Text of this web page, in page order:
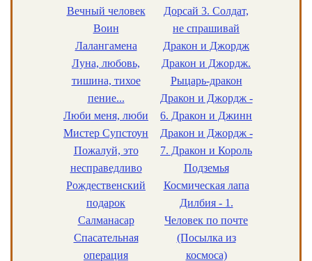
Вечный человек
Воин
Лалангамена
Луна, любовь,
тишина, тихое
пение...
Люби меня, люби
Мистер Супстоун
Пожалуй, это
несправедливо
Рождественский
подарок
Салманасар
Спасательная
операция
Дорсай 3. Солдат,
не спрашивай
Дракон и Джордж
Дракон и Джордж.
Рыцарь-дракон
Дракон и Джордж -
6. Дракон и Джинн
Дракон и Джордж -
7. Дракон и Король
Подземья
Космическая лапа
Дилбия - 1.
Человек по почте
(Посылка из
космоса)